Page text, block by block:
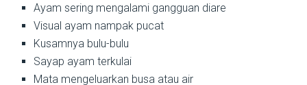
Ayam sering mengalami gangguan diare
Visual ayam nampak pucat
Kusamnya bulu-bulu
Sayap ayam terkulai
Mata mengeluarkan busa atau air